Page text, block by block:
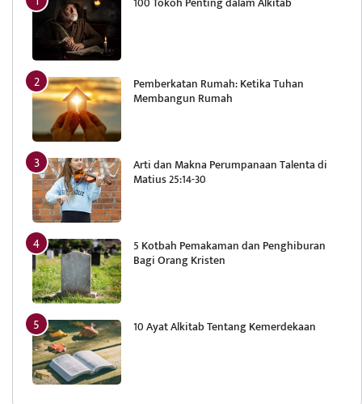
Pemberkatan Rumah: Ketika Tuhan
Membangun Rumah
Arti dan Makna Perumpanaan Talenta di
Matius 25:14-30
5 Kotbah Pemakaman dan Penghiburan
Bagi Orang Kristen
10 Ayat Alkitab Tentang Kemerdekaan